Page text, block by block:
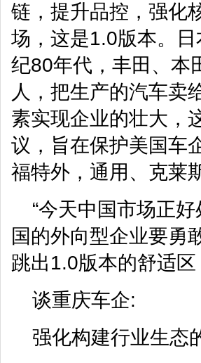
链，提升品控，强化
场，这是1.0版本。
纪80年代，丰田、本
人，把生产的汽车卖
素实现企业的壮大，
议，旨在保护美国车
福特外，通用、克莱
“今天中国市场正
国的外向型企业要勇
跳出1.0版本的舒适
谈重庆车企:
强化构建行业生态